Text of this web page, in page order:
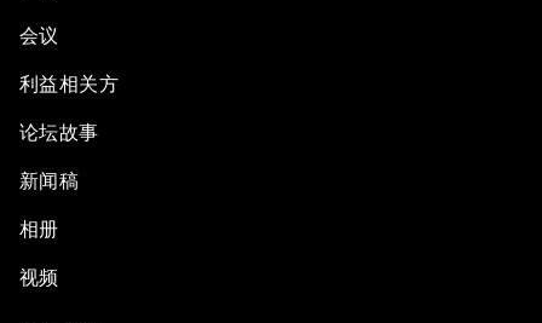
会议
利益相关方
论坛故事
新闻稿
相册
视频